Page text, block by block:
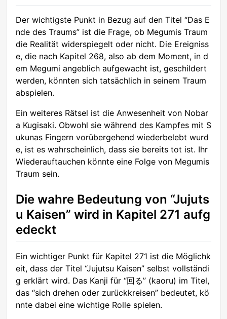
Der wichtigste Punkt in Bezug auf den Titel “Das E
nde des Traums” ist die Frage, ob Megumis Traum
die Realität widerspiegelt oder nicht. Die Ereigniss
e, die nach Kapitel 268, also ab dem Moment, in d
em Megumi angeblich aufgewacht ist, geschildert
werden, könnten sich tatsächlich in seinem Traum
abspielen.
Ein weiteres Rätsel ist die Anwesenheit von Nobar
a Kugisaki. Obwohl sie während des Kampfes mit S
ukunas Fingern vorübergehend wiederbelebt wurd
e, ist es wahrscheinlich, dass sie bereits tot ist. Ihr
Wiederauftauchen könnte eine Folge von Megumis
Traum sein.
Die wahre Bedeutung von “Jujuts
u Kaisen” wird in Kapitel 271 aufg
edeckt
Ein wichtiger Punkt für Kapitel 271 ist die Möglichk
eit, dass der Titel “Jujutsu Kaisen” selbst vollständi
g erklärt wird. Das Kanji für “回る” (kaoru) im Titel,
das “sich drehen oder zurückkreisen” bedeutet, kö
nnte dabei eine wichtige Rolle spielen.